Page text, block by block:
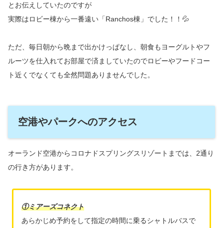
とお伝えしていたのですが
実際はロビー棟から一番遠い「Ranchos棟」でした！！💦
ただ、毎日朝から晩まで出かけっぱなし、朝食もヨーグルトやフ
ルーツを仕入れてお部屋で済ましていたのでロビーやフードコー
ト近くでなくても全然問題ありませんでした。
空港やパークへのアクセス
オーランド空港からコロナドスプリングスリゾートまでは、2通り
の行き方があります。
①ミアーズコネクト
あらかじめ予約をして指定の時間に乗るシャトルバスで